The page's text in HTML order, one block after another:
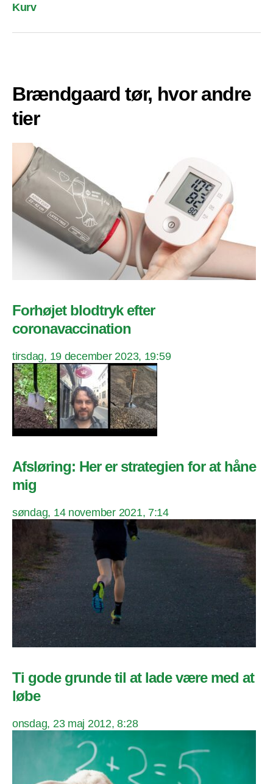
Kurv
Brændgaard tør, hvor andre
tier
Forhøjet blodtryk efter
coronavaccination
tirsdag, 19 december 2023, 19:59
Afsløring: Her er strategien for at håne
mig
søndag, 14 november 2021, 7:14
Ti gode grunde til at lade være med at
løbe
onsdag, 23 maj 2012, 8:28